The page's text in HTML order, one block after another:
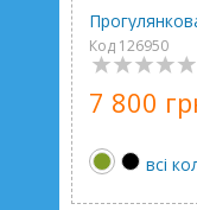
Код 126950
7 800
всі